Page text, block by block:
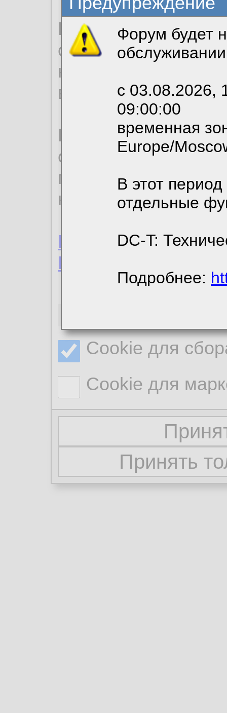
Форум будет
с 03.08.2026,
09:00:00
временная
Europe/
В этот
отдельные
DC-T:
Подробнее:
Продолжая
согласие на
необходимых для
вы можете
По
ознакомиться с
пользовательским
Пользовательское
Политика
Cookie для
Cookie для